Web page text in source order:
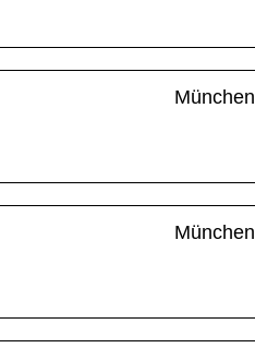
München
München